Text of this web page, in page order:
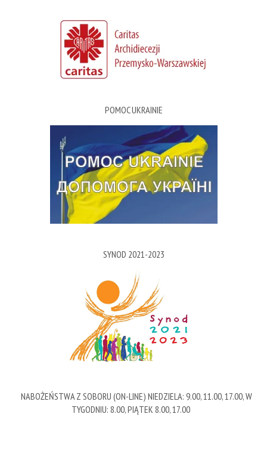
POMOC UKRAINIE
SYNOD 2021-2023
NABOŻEŃSTWA Z SOBORU (ON-LINE) NIEDZIELA: 9.00, 11.00, 17.00, W
TYGODNIU: 8.00, PIĄTEK 8.00, 17.00